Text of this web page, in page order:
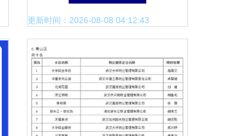
告
更新时间：2026-08-08 04:12:43